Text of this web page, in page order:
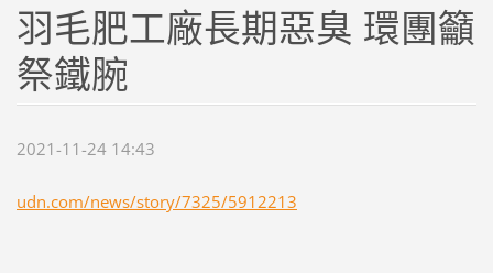
羽毛肥工廠長期惡臭 環團籲
祭鐵腕
2021-11-24 14:43
udn.com/news/story/7325/5912213